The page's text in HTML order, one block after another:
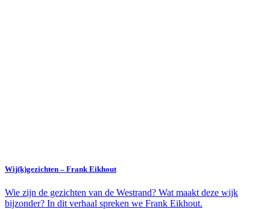
Wij(k)gezichten – Frank Eikhout
Wie zijn de gezichten van de Westrand? Wat maakt deze wijk
bijzonder? In dit verhaal spreken we Frank Eikhout.